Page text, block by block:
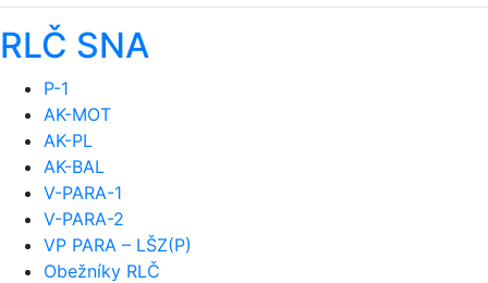
RLČ SNA
P-1
AK-MOT
AK-PL
AK-BAL
V-PARA-1
V-PARA-2
VP PARA – LŠZ(P)
Obežníky RLČ